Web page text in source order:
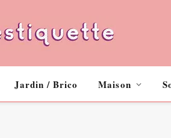
Jardin / Brico Maison